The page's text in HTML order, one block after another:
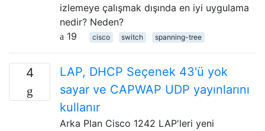
izlemeye çalışmak dışında en iyi uygulama
nedir? Neden?
19
cisco switch spanning-tree
4
LAP, DHCP Seçenek 43'ü yok
sayar ve CAPWAP UDP yayınlarını
kullanır
Arka Plan Cisco 1242 LAP'leri yeni